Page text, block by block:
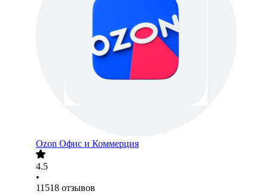
Ozon Офис и Коммерция
4.5
•
11518 отзывов